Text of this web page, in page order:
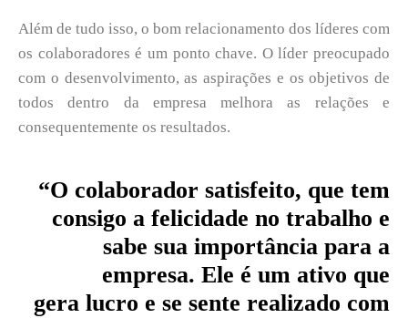
Além de tudo isso, o bom relacionamento dos líderes com
os colaboradores é um ponto chave. O líder preocupado
com o desenvolvimento, as aspirações e os objetivos de
todos dentro da empresa melhora as relações e
consequentemente os resultados.
“O colaborador satisfeito, que tem
consigo a felicidade no trabalho e
sabe sua importância para a
empresa. Ele é um ativo que
gera lucro e se sente realizado com